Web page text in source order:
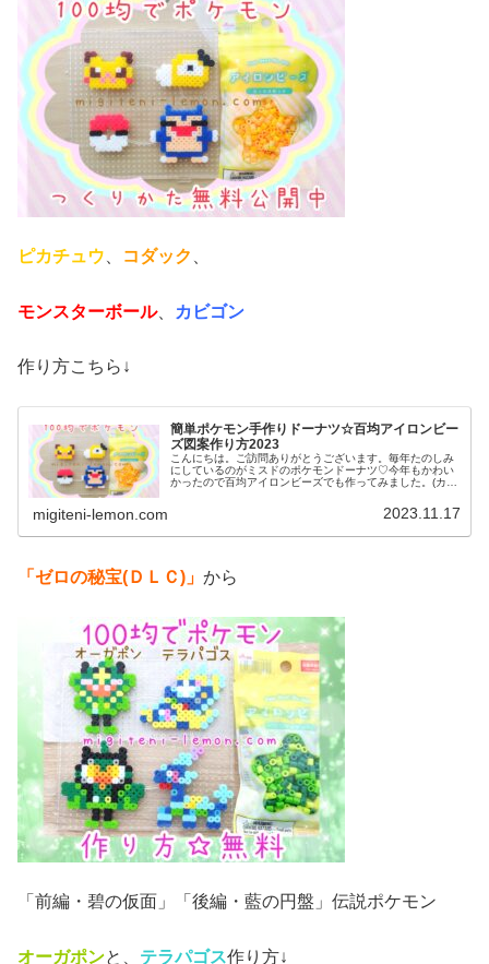
ピカチュウ コダック
モンスターボール、 カビゴン
作り方こちら↓
簡単ポケモン手作りドーナツ☆百均アイロンビー
ズ図案作り方2023
こんにちは。ご訪問ありがとうございます。毎年たのしみ
にしているのがミスドのポケモンドーナツ♡今年もかわい
かったので百均アイロンビーズでも作ってみました。(カビ
migiteni-lemon.com 2023.11.17
「ゼロの秘宝(ＤＬＣ)」 から
「前編・碧の仮面」「後編・藍の円盤」伝説ポケモン
オーガポンと、 テラパゴス作り方↓